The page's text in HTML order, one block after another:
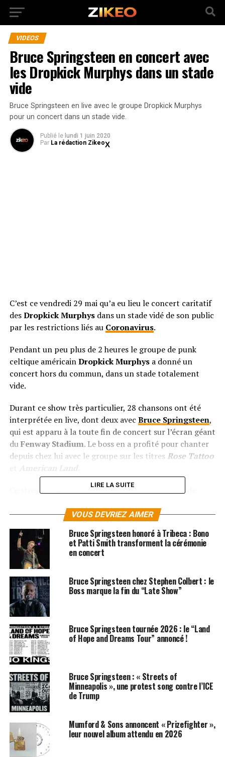
VIDEOS
Bruce Springsteen en concert avec
les Dropkick Murphys dans un stade
vide
Bruce Springsteen en live avec le groupe Dropkick Murphys
pour un concert dans un stade vide.
Publié le lundi 1 juin 2020
Par La rédaction Zikeo
C’est ce vendredi 29 mai qu’a eu lieu le concert caritatif
desDropkick Murphysdans un stade vidé de son public
par les restrictions liés au Coronavirus.
Pendant un peu plus de 2 heures le groupe de punk
celtique américainDropkick Murphysa donné un
concert hors du commun, dans un stade totalement
vide.
Durant ce show très particulier, 28 chansons ont été
interprétée en live, dont deux avec Bruce Springsteen,
qui est apparu à la toute fin de concert sur l’écran géant
du Fenway Stadium. Le boss en a profité pour chanter
depuis chez lui avec le groupe sur les titres Rose Tattoo
Ce streaming en direct a permis de récolter plus de
ville de Boston.
LES ALBUMS DE BRUCE SPRINGSTEEN SONT
DISPONIBLES ICI
LIRE LA SUITE
VOUS DEVRIEZ AIMER
Bruce Springsteen honoré à Tribeca : Bono
et Patti Smith transforment la cérémonie
en concert
Bruce Springsteen chez Stephen Colbert : le
Boss marque la fin du “Late Show”
Bruce Springsteen tournée 2026 : le “Land
of Hope and Dreams Tour” annoncé !
Bruce Springsteen : « Streets of
Minneapolis », une protest song contre l’ICE
de Trump
Mumford & Sons annoncent « Prizefighter »,
leur nouvel album attendu en 2026